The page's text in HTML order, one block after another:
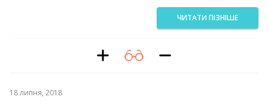
ЧИТАТИ ПІЗНІШЕ
18 липня, 2018